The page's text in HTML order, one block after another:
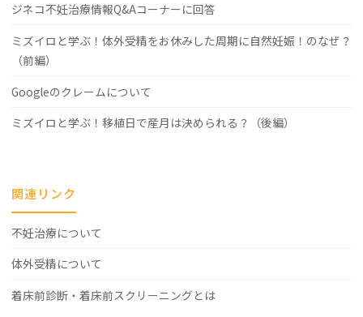
ジネコ不妊治療情報Q&Aコーナーに回答
ミズイロと学ぶ！体外受精をお休みした周期に自然妊娠！のなぜ？
（前編）
Googleのクレームについて
ミズイロと学ぶ！移植日で産月は決められる？（後編）
関連リンク
不妊治療について
体外受精について
着床前診断・着床前スクリーニングとは